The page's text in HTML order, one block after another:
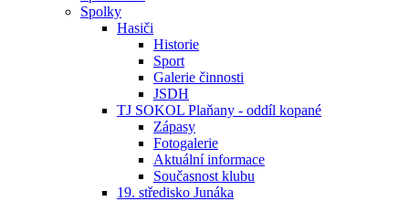
Spolky
Hasiči
Historie
Sport
Galerie činnosti
JSDH
TJ SOKOL Plaňany - oddíl kopané
Zápasy
Fotogalerie
Aktuální informace
Současnost klubu
19. středisko Junáka